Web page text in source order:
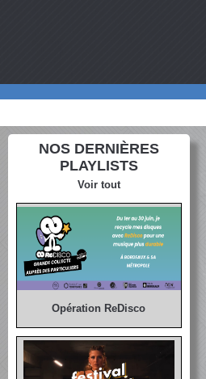
NOS DERNIÈRES
PLAYLISTS
Voir tout
Opération ReDisco